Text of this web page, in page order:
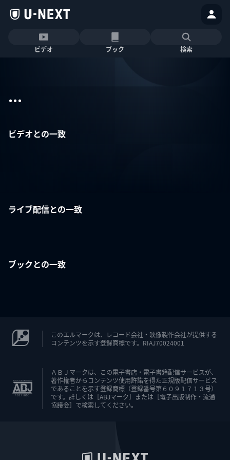
ビデオ ブック 検索
...
ビデオとの一致
ライブ配信との一致
ブックとの一致
このエルマークは、レコード会社・映像製作会社が提供する
コンテンツを示す登録商標です。RIAJ70024001
ＡＢＪマークは、この電子書店・電子書籍配信サービスが、
著作権者からコンテンツ使用許諾を得た正規版配信サービス
であることを示す登録商標（登録番号第６０９１７１３号）
です。詳しくは［ABJマーク］または［電子出版制作・流通
協議会］で検索してください。